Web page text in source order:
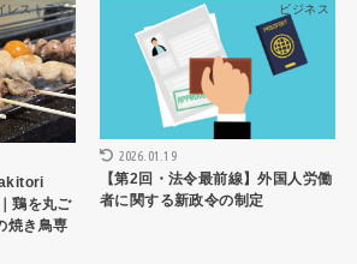
レストラン
鶏を丸ご
焼き鳥専
ビジネス
2026.01.19
【第2回・法令最前線】外国人労働
者に関する新政令の制定